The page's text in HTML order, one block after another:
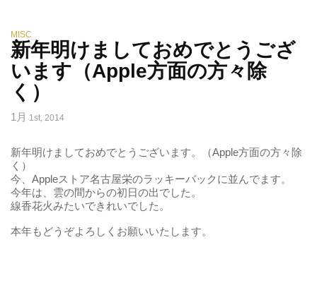
MISC
新年明けましておめでとうござ
います（Apple方面の方々除
く）
1月 1st, 2014
新年明けましておめでとうございます。（Apple方面の方々除
く）
今、Appleストア名古屋栄のラッキーバックに並んでます。
今年は、雲の間からの初日の出でした。
線香花火みたいできれいでした。
本年もどうぞよろしくお願いいたします。